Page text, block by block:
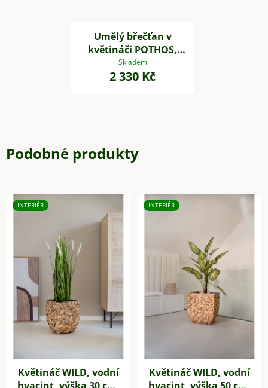
Umělý břečťan v
květináči POTHOS,
výška 85 cm, plast,
zelený
Skladem
2 330 Kč
Podobné produkty
INTERIÉR
Květináč WILD, vodní
INTERIÉR
Květináč WILD, vodní